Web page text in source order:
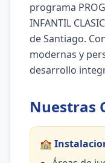
programa
INFANTIL
de Santiago.
modernas y
desarrollo
Nuestras
🏫